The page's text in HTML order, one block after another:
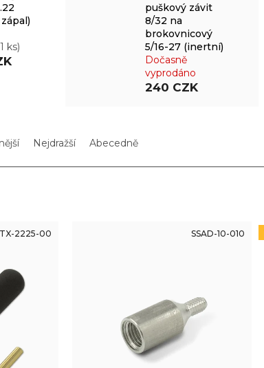
ks)
puškový závit
8/32 na
brokovnicový
5/16-27 (inertní)
Dočasně
vyprodáno
240 CZK
Nejdražší Abecedně
2225-00 SSAD-10-010